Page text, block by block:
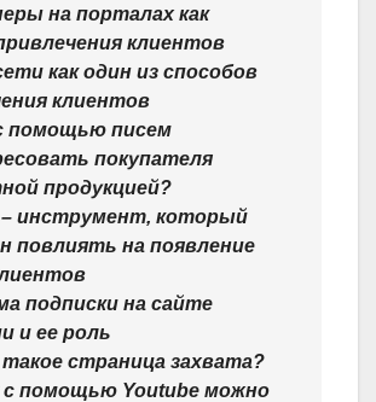
на порталах как
клиентов
как один из способов
клиентов
помощью писем
покупателя
продукцией?
– инструмент, который
повлиять на появление
подписки на сайте
и ее роль
страница захвата?
с помощью Youtube можно